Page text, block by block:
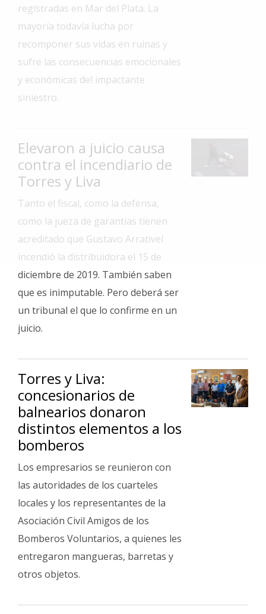
Interés
General
La
Ciudad
Deportes
Policiales
Cartelera
Fotos
Familia
Fúnebres
registradas en Mar del Plata. La
mayoría todavía lucha por
recomponer sus vidas en ruinas y
sufre las consecuencias emocionales
y económicas del impactante
siniestro.
Elevaron a juicio causa
contra el incendiario de
Torres y Liva
Tanto el fiscal, como la defensa,
como la jueza de garantías tienen
acreditado que Gustavo Arrativel
incendió la distribuidora el 15 de
diciembre de 2019. También saben
que es inimputable. Pero deberá ser
un tribunal el que lo confirme en un
juicio.
Torres y Liva:
concesionarios de
balnearios donaron
distintos elementos a los
bomberos
Los empresarios se reunieron con
las autoridades de los cuarteles
locales y los representantes de la
Asociación Civil Amigos de los
Bomberos Voluntarios, a quienes les
entregaron mangueras, barretas y
otros objetos.